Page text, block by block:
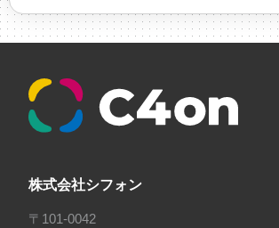
#採用
#採用向け #新卒 #新卒採用
ュー
#福利厚生
プロジェクト・サービス
#行事
株式会社シフォン
〒101-0042